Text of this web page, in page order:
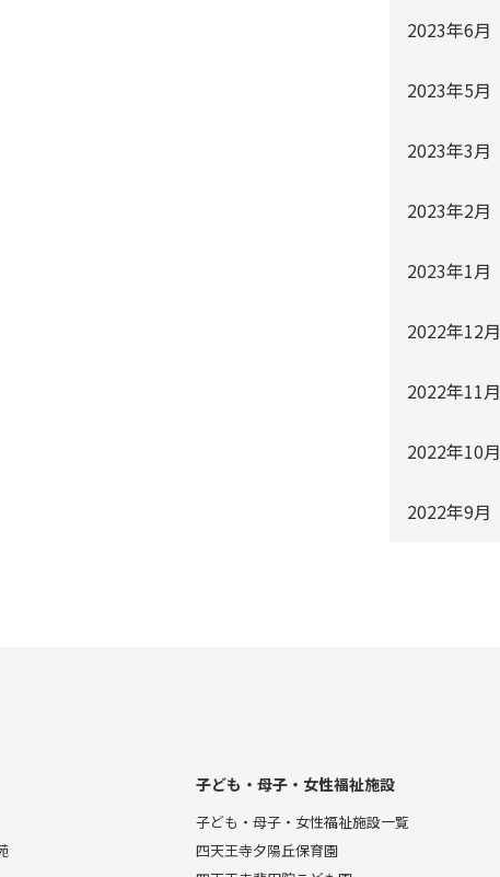
2023年6月
2023年5月
2023年3月
2023年2月
2023年1月
2022年12月
2022年11月
2022年10月
2022年9月
子ども・母子・女性福祉施設
子ども・母子・女性福祉施設一覧
四天王寺夕陽丘保育園